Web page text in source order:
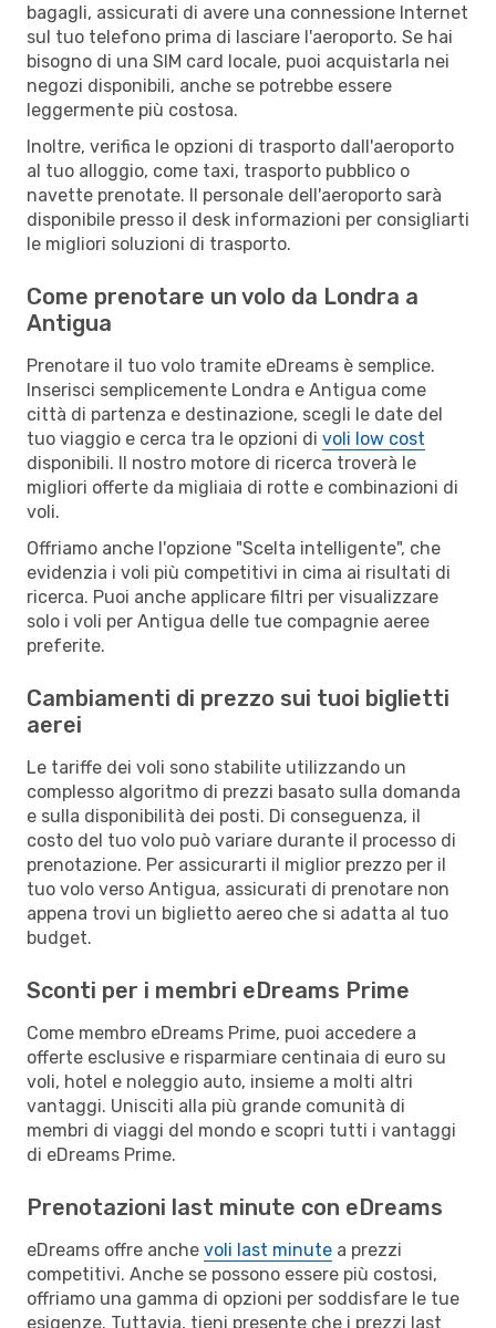
bagagli, assicurati di avere una connessione Internet
sul tuo telefono prima di lasciare l'aeroporto. Se hai
bisogno di una SIM card locale, puoi acquistarla nei
negozi disponibili, anche se potrebbe essere
leggermente più costosa.
Inoltre, verifica le opzioni di trasporto dall'aeroporto
al tuo alloggio, come taxi, trasporto pubblico o
navette prenotate. Il personale dell'aeroporto sarà
disponibile presso il desk informazioni per consigliarti
le migliori soluzioni di trasporto.
Come prenotare un volo da Londra a
Antigua
Prenotare il tuo volo tramite eDreams è semplice.
Inserisci semplicemente Londra e Antigua come
città di partenza e destinazione, scegli le date del
tuo viaggio e cerca tra le opzioni di voli low cost
disponibili. Il nostro motore di ricerca troverà le
migliori offerte da migliaia di rotte e combinazioni di
voli.
Offriamo anche l'opzione "Scelta intelligente", che
evidenzia i voli più competitivi in cima ai risultati di
ricerca. Puoi anche applicare filtri per visualizzare
solo i voli per Antigua delle tue compagnie aeree
preferite.
Cambiamenti di prezzo sui tuoi biglietti
aerei
Le tariffe dei voli sono stabilite utilizzando un
complesso algoritmo di prezzi basato sulla domanda
e sulla disponibilità dei posti. Di conseguenza, il
costo del tuo volo può variare durante il processo di
prenotazione. Per assicurarti il miglior prezzo per il
tuo volo verso Antigua, assicurati di prenotare non
appena trovi un biglietto aereo che si adatta al tuo
budget.
Sconti per i membri eDreams Prime
Come membro eDreams Prime, puoi accedere a
offerte esclusive e risparmiare centinaia di euro su
voli, hotel e noleggio auto, insieme a molti altri
vantaggi. Unisciti alla più grande comunità di
membri di viaggi del mondo e scopri tutti i vantaggi
di eDreams Prime.
Prenotazioni last minute con eDreams
eDreams offre anche voli last minute a prezzi
competitivi. Anche se possono essere più costosi,
offriamo una gamma di opzioni per soddisfare le tue
esigenze. Tuttavia, tieni presente che i prezzi last